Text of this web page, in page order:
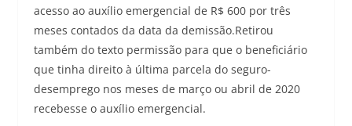
acesso ao auxílio emergencial de R$ 600 por três
meses contados da data da demissão.Retirou
também do texto permissão para que o beneficiário
que tinha direito à última parcela do seguro-
desemprego nos meses de março ou abril de 2020
recebesse o auxílio emergencial.